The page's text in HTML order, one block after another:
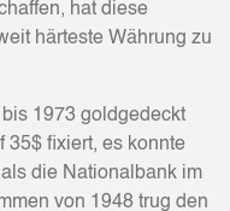
hat diese
härteste Währung zu
1973 goldgedeckt
35$ fixiert, es konnte
die Nationalbank im
von 1948 trug den